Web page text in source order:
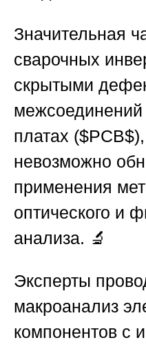
Значительная
сварочных
скрытыми
межсоединений
платах ($PCB$
невозможно
применения
оптического и
анализа. 🔬
Эксперты
макроанализ
компонентов с